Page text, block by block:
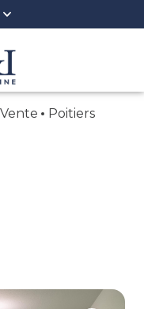
Vente
Poitiers